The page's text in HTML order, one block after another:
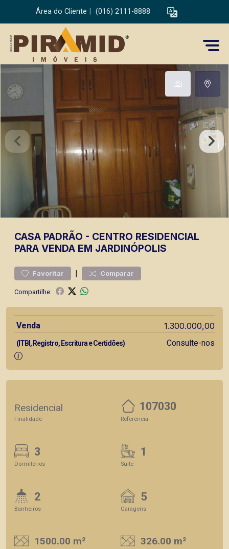
Área do Cliente (016) 2111-8888
CASA PADRÃO - CENTRO RESIDENCIAL
PARA VENDA EM JARDINÓPOLIS
Favoritar | Comparar
Compartilhe:
Venda 1.300.000,00
(ITBI, Registro, Escritura e Certidões) Consulte-nos
Residencial
Finalidade
107030
Referência
3
Dormitórios
1
Suite
2
Banheiros
5
Garagens
1500.00 m² 326.00 m²